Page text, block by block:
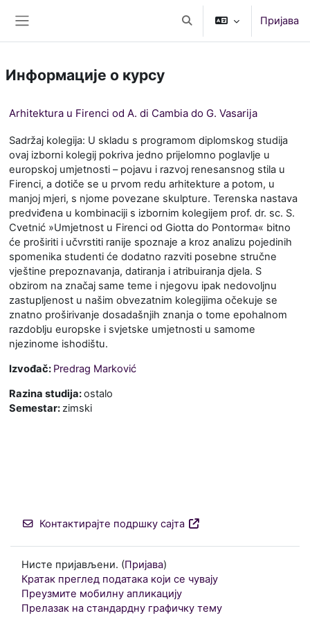
Укључи/искључи поље
Пријава
Информације о курсу
Arhitektura u Firenci od A. di Cambia do G. Vasarija
Sadržaj kolegija: U skladu s programom diplomskog studija
ovaj izborni kolegij pokriva jedno prijelomno poglavlje u
europskoj umjetnosti – pojavu i razvoj renesansnog stila u
Firenci, a dotiče se u prvom redu arhitekture a potom, u
manjoj mjeri, s njome povezane skulpture. Terenska nastava
predviđena u kombinaciji s izbornim kolegijem prof. dr. sc. S.
Cvetnić »Umjetnost u Firenci od Giotta do Pontorma« bitno
će proširiti i učvrstiti ranije spoznaje a kroz analizu pojedinih
spomenika studenti će dodatno razviti posebne stručne
vještine prepoznavanja, datiranja i atribuiranja djela. S
obzirom na značaj same teme i njegovu ipak nedovoljnu
zastupljenost u našim obvezatnim kolegijima očekuje se
znatno proširivanje dosadašnjih znanja o tome epohalnom
razdoblju europske i svjetske umjetnosti u samome
njezinome ishodištu.
Izvođač: Predrag Marković
Razina studija:ostalo
Semestar:zimski
Контактирајте подршку сајта
Нисте пријављени. (Пријава)
Кратак преглед података који се чувају
Преузмите мобилну апликацију
Прелазак на стандардну графичку тему